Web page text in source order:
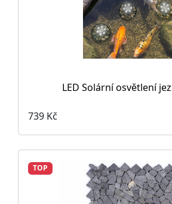
LED Solární osvětlení
739 Kč
TOP